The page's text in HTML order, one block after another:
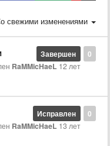
свежими изменениями
0
Завершен
RaMMicHaeL 12 лет
0
Исправлен
RaMMicHaeL 13 лет